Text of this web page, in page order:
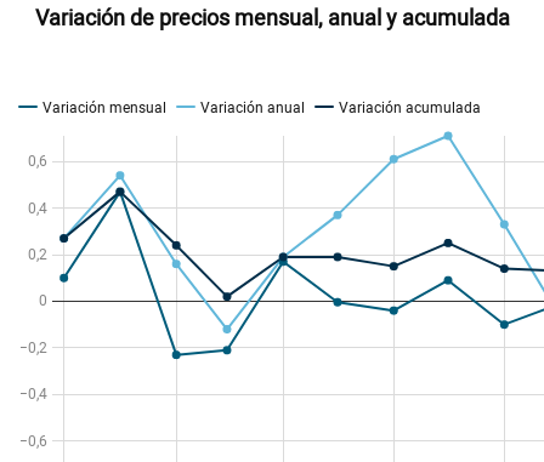
Variación de precios mensual, anual y acumulada